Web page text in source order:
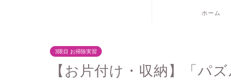
ホーム
3限目 お掃除実習
【お片付け・収納】「パ